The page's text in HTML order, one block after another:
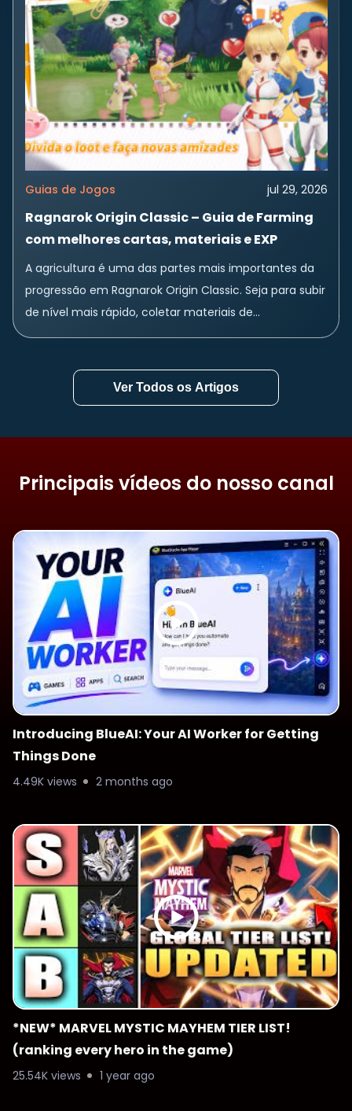
Guias de Jogos jul 29, 2026
Ragnarok Origin Classic – Guia de Farming
com melhores cartas, materiais e EXP
A agricultura é uma das partes mais importantes da
progressão em Ragnarok Origin Classic. Seja para subir
de nível mais rápido, coletar materiais de
aprimoramento ou ganhar mais Zeny, uma...
Ver Todos os Artigos
Principais vídeos do nosso canal
Introducing BlueAI: Your AI Worker for Getting
Things Done
4.49K views 2 months ago
*NEW* MARVEL MYSTIC MAYHEM TIER LIST!
(ranking every hero in the game)
25.54K views 1 year ago